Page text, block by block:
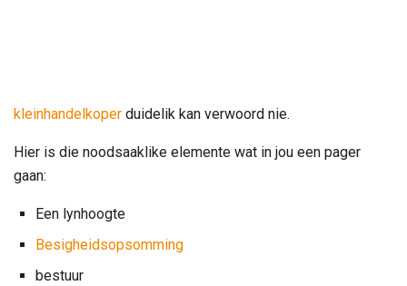
kleinhandelkoper duidelik kan verwoord nie.
Hier is die noodsaaklike elemente wat in jou een pager
gaan:
Een lynhoogte
Besigheidsopsomming
bestuur